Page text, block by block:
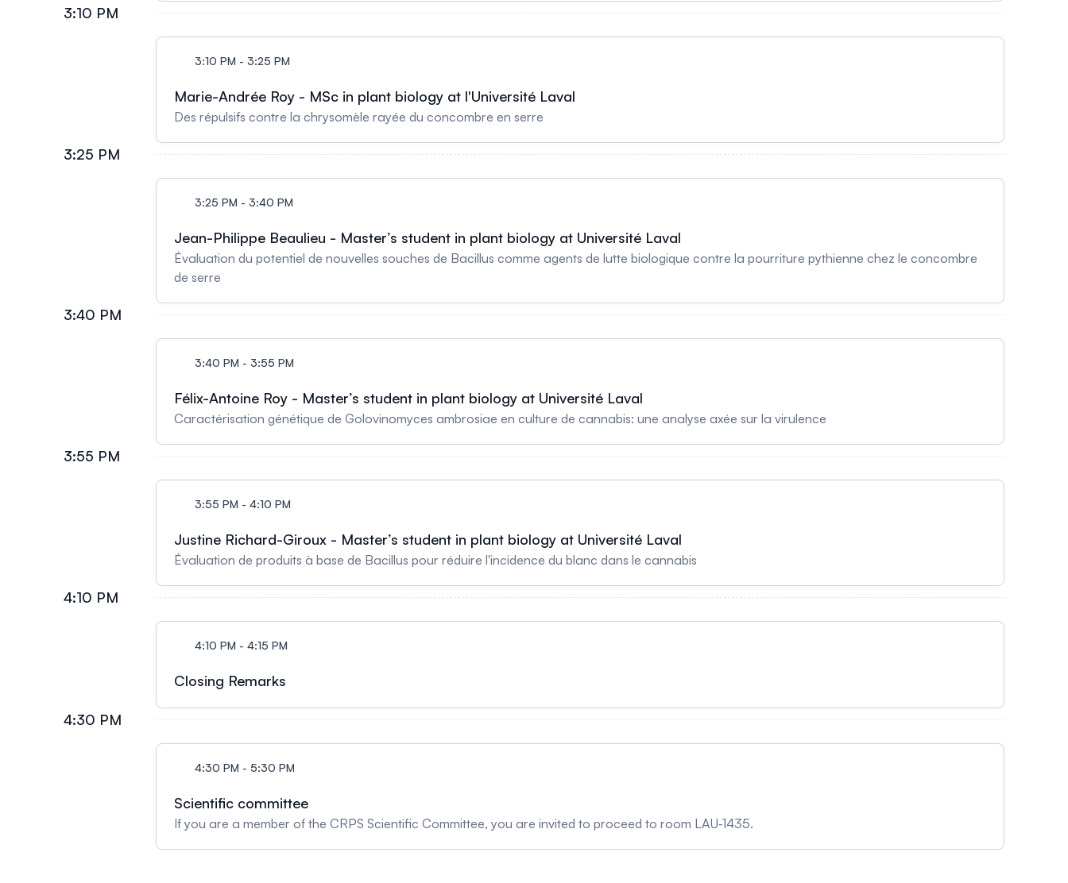
3:10 PM
3:10 PM - 3:25 PM
Marie-Andrée Roy - MSc in plant biology at l'Université Laval
Des répulsifs contre la chrysomèle rayée du concombre en serre
3:25 PM
3:25 PM - 3:40 PM
Jean-Philippe Beaulieu - Master’s student in plant biology at Université Laval
Évaluation du potentiel de nouvelles souches de Bacillus comme agents de lutte biologique contre la pourriture pythienne chez le concombre
de serre
3:40 PM
3:40 PM - 3:55 PM
Félix-Antoine Roy - Master’s student in plant biology at Université Laval
Caractérisation génétique de Golovinomyces ambrosiae en culture de cannabis: une analyse axée sur la virulence
3:55 PM
3:55 PM - 4:10 PM
Justine Richard-Giroux - Master’s student in plant biology at Université Laval
Évaluation de produits à base de Bacillus pour réduire l'incidence du blanc dans le cannabis
4:10 PM
4:10 PM - 4:15 PM
Closing Remarks
4:30 PM
4:30 PM - 5:30 PM
Scientific committee
If you are a member of the CRPS Scientific Committee, you are invited to proceed to room LAU‑1435.